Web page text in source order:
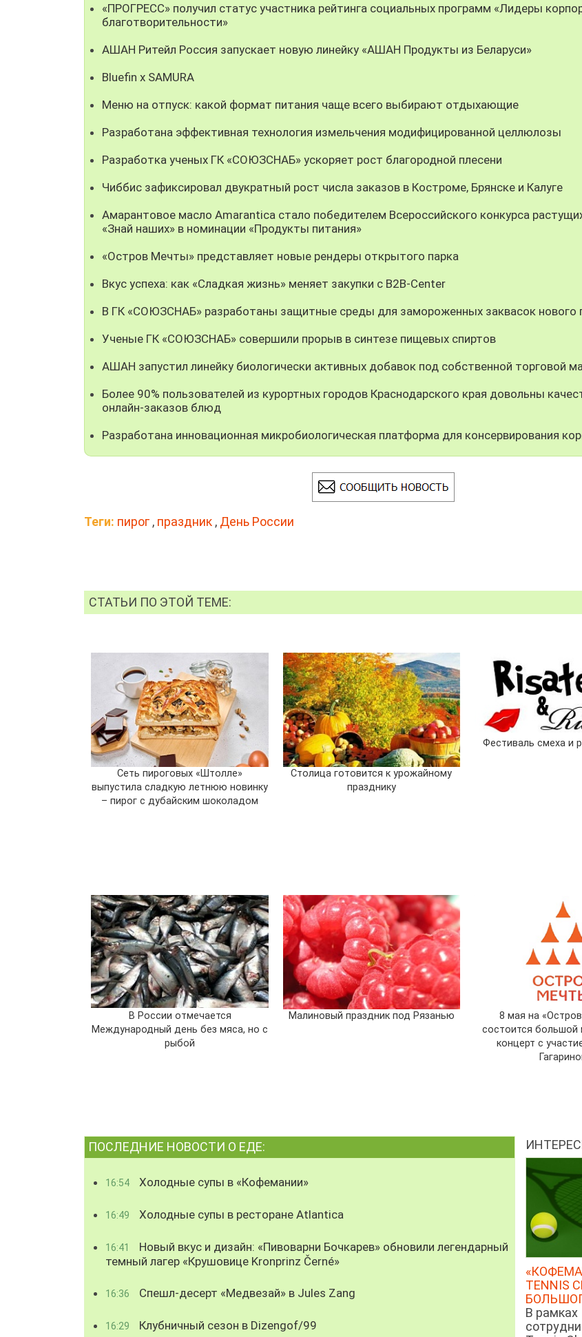
«ПРОГРЕСС» получил статус участника рейтинга социальных программ «Лидеры
благотворительности»
АШАН Ритейл Россия запускает новую линейку «АШАН Продукты из Беларуси»
Bluefin x SAMURA
Меню на отпуск: какой формат питания чаще всего выбирают отдыхающие
Разработана эффективная технология измельчения модифицированной целлюлозы
Разработка ученых ГК «СОЮЗСНАБ» ускоряет рост благородной плесени
Чиббис зафиксировал двукратный рост числа заказов в Костроме, Брянске и Калуге
Амарантовое масло Amarantica стало победителем Всероссийского конкурса
«Знай наших» в номинации «Продукты питания»
«Остров Мечты» представляет новые рендеры открытого парка
Вкус успеха: как «Сладкая жизнь» меняет закупки с B2B-Center
В ГК «СОЮЗСНАБ» разработаны защитные среды для замороженных заквасок нового
Ученые ГК «СОЮЗСНАБ» совершили прорыв в синтезе пищевых спиртов
АШАН запустил линейку биологически активных добавок под собственной торговой
Более 90% пользователей из курортных городов Краснодарского края довольны
онлайн-заказов блюд
Разработана инновационная микробиологическая платформа для консервирования
Теги: пирог , праздник , День России
СТАТЬИ ПО ЭТОЙ ТЕМЕ:
Сеть пироговых «Штолле»
выпустила сладкую летнюю новинку
– пирог с дубайским шоколадом
Столица готовится к урожайному
празднику
Фестиваль смеха и
В России отмечается
Международный день без мяса, но с
рыбой
Малиновый праздник под Рязанью
8 мая на
состоится большой
концерт с
ПОСЛЕДНИЕ НОВОСТИ О ЕДЕ:
16:54 Холодные супы в «Кофемании»
16:49 Холодные супы в ресторане Atlantica
16:41
Новый вкус и дизайн: «Пивоварни Бочкарев» обновили легендарный
темный лагер «Крушовице Kronprinz Černé»
16:36 Спешл-десерт «Медвезай» в Jules Zang
16:29 Клубничный сезон в Dizengof/99
TENNIS
В рамках